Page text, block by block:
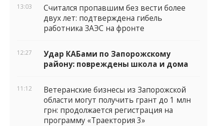
13:03
Считался пропавшим без вести более
двух лет: подтверждена гибель
работника ЗАЭС на фронте
12:27
Удар КАБами по Запорожскому
району: повреждены школа и дома
11:12
Ветеранские бизнесы из Запорожской
области могут получить грант до 1 млн
грн: продолжается регистрация на
программу «Траектория 3»